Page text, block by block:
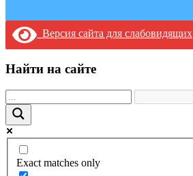
Версия сайта для слабовидящих
Найти на сайте
Exact matches only